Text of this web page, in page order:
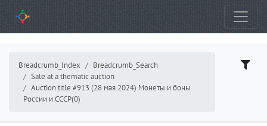
Breadcrumb_Index
Breadcrumb_Search
Sale at a thematic auction
Auction title #913 (28 мая 2024) Монеты и боны
России и СССР(0)